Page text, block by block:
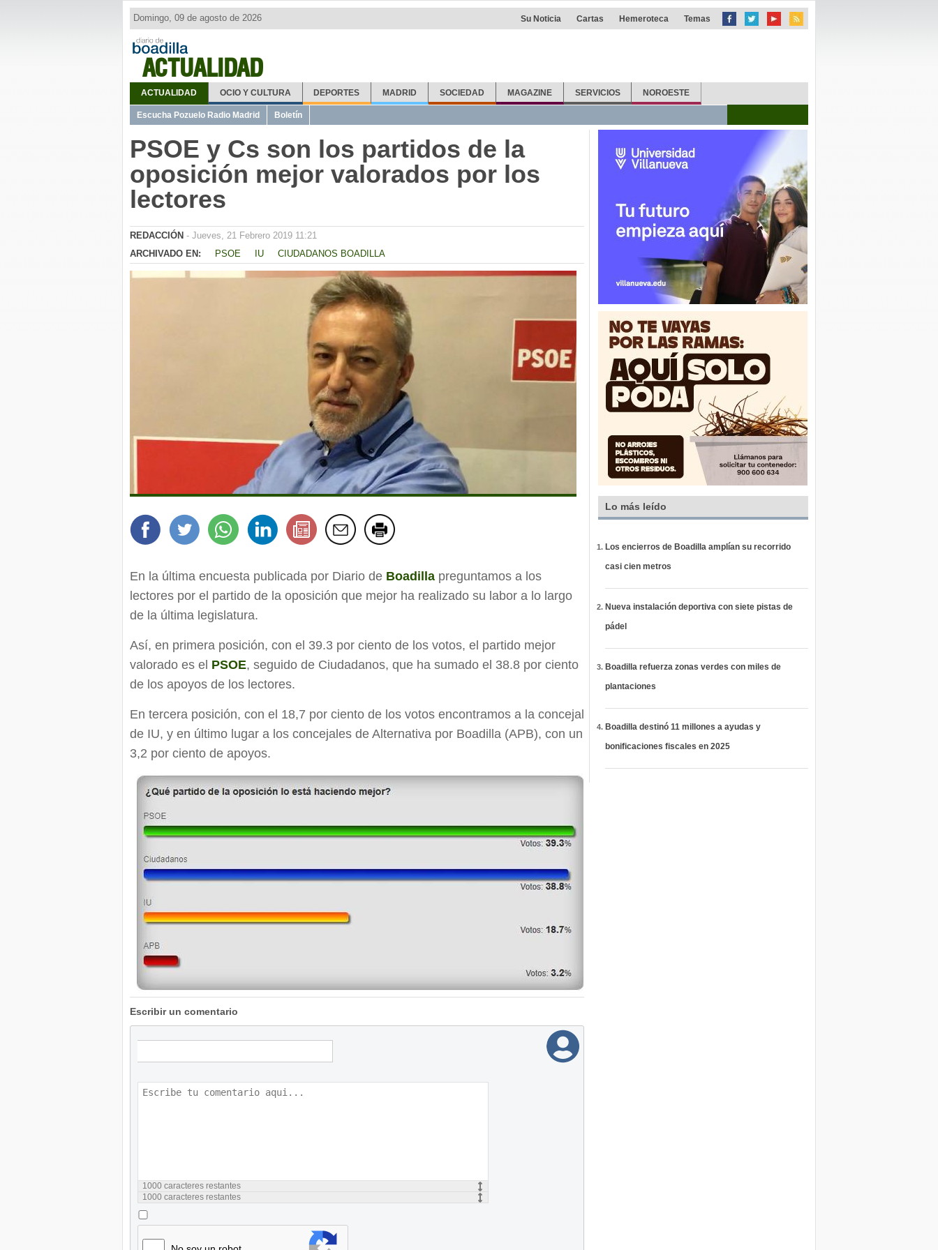
ACTUALIDAD
Domingo, 09 de agosto de 2026 Su Noticia Cartas Hemeroteca Temas
ACTUALIDAD OCIO Y CULTURA DEPORTES MADRID SOCIEDAD MAGAZINE SERVICIOS NOROESTE
Escucha Pozuelo Radio Madrid Boletín
PSOE y Cs son los partidos de la
oposición mejor valorados por los
lectores
REDACCIÓN - Jueves, 21 Febrero 2019 11:21
ARCHIVADO EN:
PSOE IU CIUDADANOS BOADILLA
En la última encuesta publicada por Diario de Boadilla preguntamos a los
lectores por el partido de la oposición que mejor ha realizado su labor a lo largo
de la última legislatura.
Así, en primera posición, con el 39.3 por ciento de los votos, el partido mejor
valorado es el PSOE, seguido de Ciudadanos, que ha sumado el 38.8 por ciento
de los apoyos de los lectores.
En tercera posición, con el 18,7 por ciento de los votos encontramos a la concejal
de IU, y en último lugar a los concejales de Alternativa por Boadilla (APB), con un
3,2 por ciento de apoyos.
Escribir un comentario
1000 caracteres restantes
1000 caracteres restantes
Lo más leído
Los encierros de Boadilla amplían su recorrido
casi cien metros
Nueva instalación deportiva con siete pistas de
pádel
Boadilla refuerza zonas verdes con miles de
plantaciones
Boadilla destinó 11 millones a ayudas y
bonificaciones fiscales en 2025